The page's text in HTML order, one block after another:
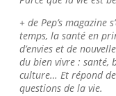
+ de Pep’s magazine
temps, la santé en
d’envies et de
du bien vivre : santé,
culture… Et répond
questions de la vie.